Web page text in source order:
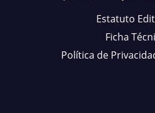
Estatuto
Ficha
Política de